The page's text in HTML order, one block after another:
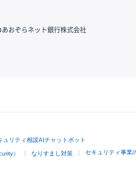
あおぞらネット銀行株式会社
ュリティ相談AIチャットボット
） なりすまし対策 セキュリティ事業